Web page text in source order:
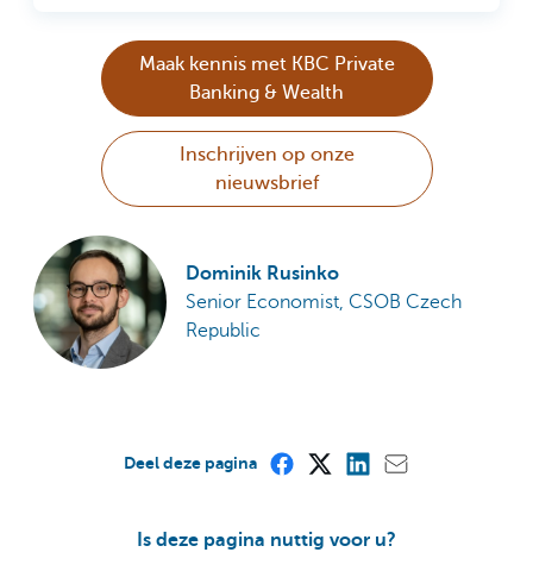
Maak kennis met KBC Private
Banking & Wealth
Inschrijven op onze
nieuwsbrief
Dominik Rusinko
Senior Economist, CSOB Czech
Republic
Is deze pagina nuttig voor u?
Deel deze pagina